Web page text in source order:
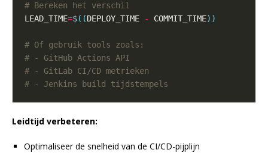
# Bereken het verschil
LEAD_TIME=$((DEPLOY_TIME - COMMIT_TIME))
# Of gebruik tools zoals:
# - GitHub Actions API
# - GitLab CI/CD metrieken
# - Jenkins build tijdstempels
Leidtijd verbeteren:
Optimaliseer de snelheid van de CI/CD-pijplijn